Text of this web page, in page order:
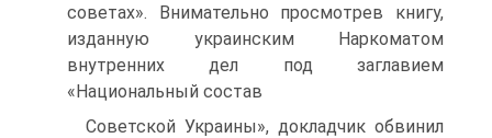
советах». Внимательно просмотрев книгу,
изданную украинским Наркоматом
внутренних дел под заглавием
«Национальный состав
Советской Украины», докладчик обвинил